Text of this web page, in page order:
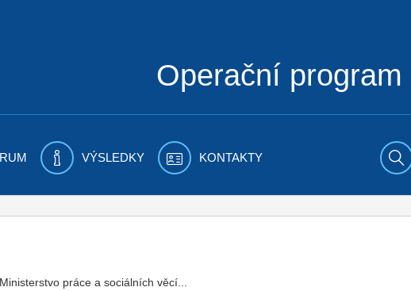
Operační program
VÝSLEDKY KONTAKTY
práce a sociálních věcí...